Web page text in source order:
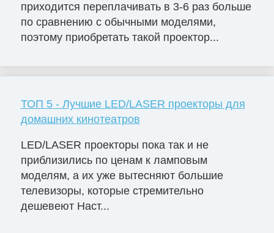
приходится переплачивать в 3-6 раз больше
по сравнению с обычными моделями,
поэтому приобретать такой проектор...
ТОП 5 - Лучшие LED/LASER проекторы для
домашних кинотеатров
LED/LASER проекторы пока так и не
приблизились по ценам к ламповым
моделям, а их уже вытесняют большие
телевизоры, которые стремительно
дешевеют Наст...